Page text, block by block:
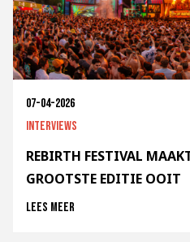
07-04-2026
Interviews
REBIRTH FESTIVAL
GROOTSTE EDITIE OOIT
Lees meer